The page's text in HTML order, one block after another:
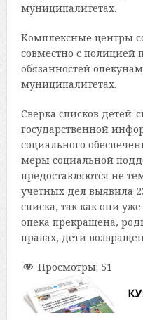
муниципалитетах.
Комплексные центры
совместно с полицией
обязанностей
муниципалитетах.
Сверка списков детей-
государственной
социального
меры социальной
предоставляются не
учетных дел выявила
списка, так как они
опека прекращена,
правах, дети
Просмотры: 51